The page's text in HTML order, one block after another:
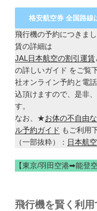
格安航空券 全国路線
飛行機の予約につきま
賃の詳細は
JAL日本航空の割引運賃
の詳しいガイド をご覧
社オンライン予約と電
込頂けますので、是非
す。
なお、★お体の不自由
ル予約ガイド もご利用
（一部抜粋）： 日本航空
【東京/羽田空港➡能登空
飛行機を賢く利用